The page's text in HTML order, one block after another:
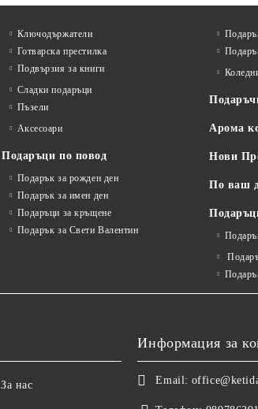
Ключодържатели
Готварска престилка
Подвързия за книги
Сладки подаръци
Пъзели
Аксесоари
Подаръци по повод
Подарък за рожден ден
Подарък за имен ден
Подаръци за кръщене
Подарък за Свети Валентин
Арома
Нови
По ваш
За нас
Информация за
Email: